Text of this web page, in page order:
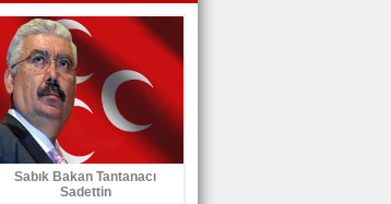
Sabık Bakan Tantanacı
Sadettin